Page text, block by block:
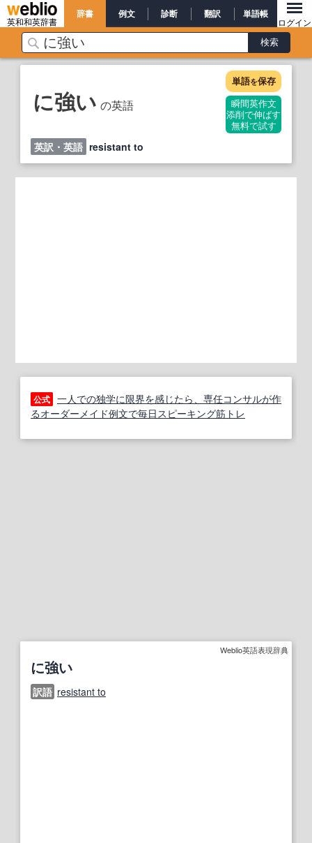
英和和英辞書
辞書 例文 診断 翻訳 単語帳
ログイン
に強い の英語
単語を保存
瞬間英作文
添削で伸ばす
無料で試す
英訳・英語 resistant to
公式 一人での独学に限界を感じたら、専任コンサルが作
るオーダーメイド例文で毎日スピーキング筋トレ
Weblio英語表現辞典
に強い
訳語 resistant to